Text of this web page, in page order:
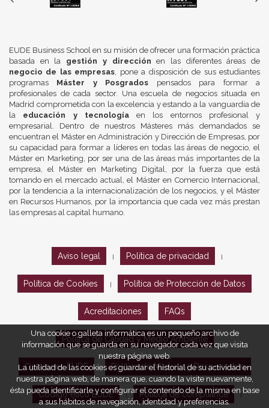
EUDE Business School en su misión de ofrecer una formación práctica
basada en la gestión y dirección en las diferentes áreas de
negocio de las empresas , pone a disposición de sus estudiantes
programas Máster y Posgrados pensados para formar a
profesionales de cada sector. Una escuela de negocios situada en
Madrid comprometida con la excelencia y estando a la vanguardia de
la educación y tecnologíaen los entornos profesional y
empresarial. Dentro de nuestros Másteres más demandados se
encuentran el Máster en Administración y Dirección de Empresas, por
su capacidad para formar a líderes en todas las áreas de negocio, el
Máster en Marketing, por ser una de las áreas más importantes de la
empresa, el Máster en Marketing Digital, por la fuerza que está
tomando en el mercado actual, el Máster en Comercio Internacional,
por la tendencia a la internacionalización de los negocios, y el Máster
en Recursos Humanos, por la importancia que cada vez más prestan
las empresas al capital humano.
Aviso legal Política de privacidad
Política de Cookies Política de Protección de Datos
Acreditaciones FAQs
Política de Calidad y Medio Ambiente
Opiniones EUDE Política de Marketing Responsable
Código ético EUDE Política de compliance
Una cookie o galleta informática es un pequeño archivo de
información que se guarda en su navegador cada vez que visita
nuestra página web.
La utilidad de las cookies es guardar el historial de su actividad en
nuestra página web, de manera que, cuando la visite nuevamente,
ésta pueda identificarle y configurar el contenido de la misma en base
a sus hábitos de navegación, identidad y preferencias.